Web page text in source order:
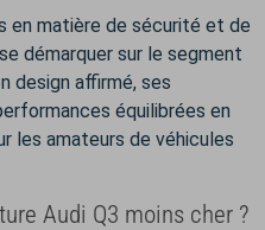
en matière de sécurité et de
démarquer sur le segment
design affirmé, ses
équilibrées en
les amateurs de véhicules
Audi Q3 moins cher ?